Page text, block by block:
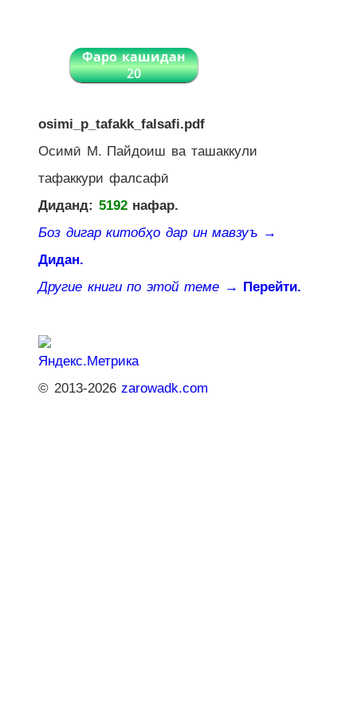
Фаро кашидан
20
osimi_p_tafakk_falsafi.pdf
Осимӣ М. Пайдоиш ва ташаккули
тафаккури фалсафӣ
Диданд: 5192нафар.
Боз дигар китобҳо дар ин мавзуъ →
Дидан.
Другие книги по этой теме → Перейти.
© 2013-2026zarowadk.com